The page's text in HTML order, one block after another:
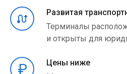
Развитая
Терминалы
и открыты для
Цены ниже